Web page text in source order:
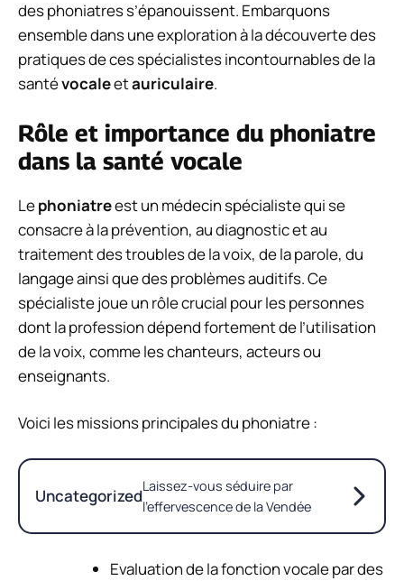
des phoniatres s’épanouissent. Embarquons
ensemble dans une exploration à la découverte des
pratiques de ces spécialistes incontournables de la
santévocaleetauriculaire.
Rôle et importance du phoniatre
dans la santé vocale
Lephoniatreest un médecin spécialiste qui se
consacre à la prévention, au diagnostic et au
traitement des troubles de la voix, de la parole, du
langage ainsi que des problèmes auditifs. Ce
spécialiste joue un rôle crucial pour les personnes
dont la profession dépend fortement de l’utilisation
de la voix, comme les chanteurs, acteurs ou
enseignants.
Voici les missions principales du phoniatre :
UncategorizedLaissez-vous séduire par
l’effervescence de la Vendée
Evaluation de la fonction vocale par des